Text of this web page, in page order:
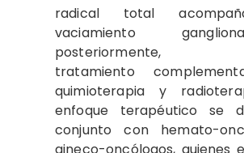
radical total
vaciamiento
posteriormente,
tratamiento
quimioterapia y
enfoque terapéutico se
conjunto con hemato-